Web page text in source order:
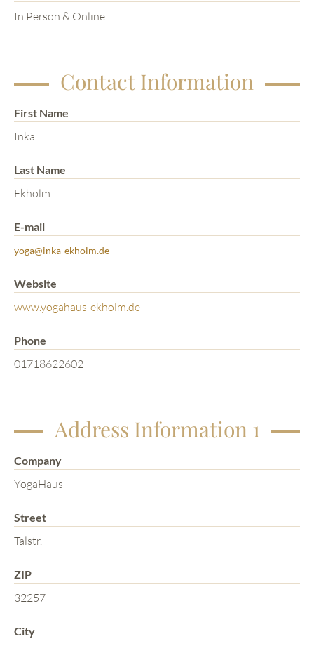
In Person & Online
Contact Information
First Name
Inka
Last Name
Ekholm
E-mail
yoga@inka-ekholm.de
Website
www.yogahaus-ekholm.de
Phone
01718622602
Address Information 1
Company
YogaHaus
Street
Talstr.
ZIP
32257
City